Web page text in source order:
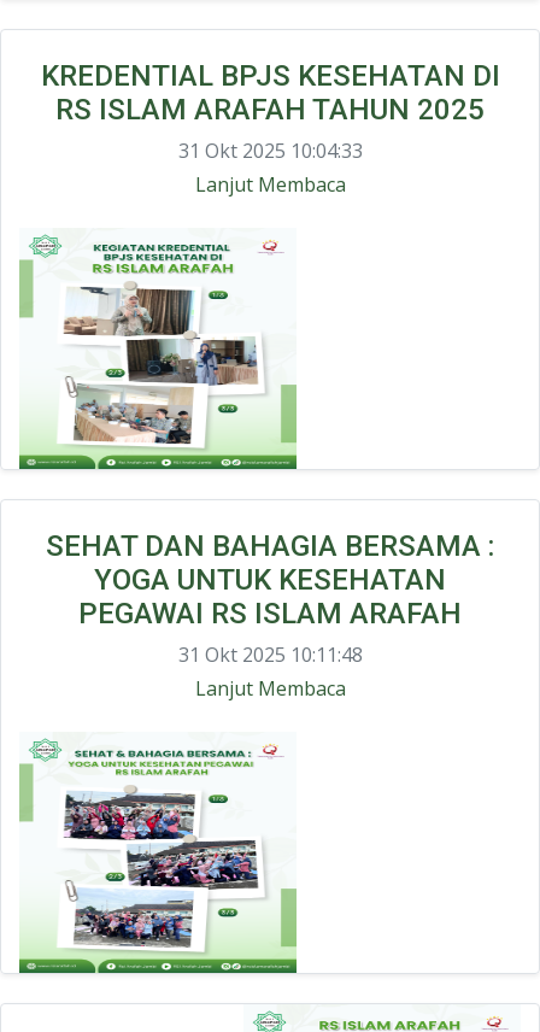
KREDENTIAL BPJS KESEHATAN DI
RS ISLAM ARAFAH TAHUN 2025
31 Okt 2025 10:04:33
Lanjut Membaca
SEHAT DAN BAHAGIA BERSAMA :
YOGA UNTUK KESEHATAN
PEGAWAI RS ISLAM ARAFAH
31 Okt 2025 10:11:48
Lanjut Membaca